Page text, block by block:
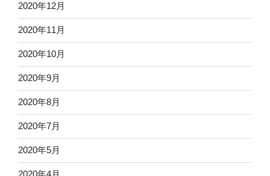
2020年12月
2020年11月
2020年10月
2020年9月
2020年8月
2020年7月
2020年5月